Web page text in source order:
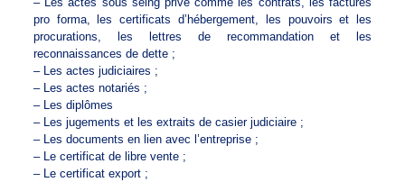
pro forma, les certificats d’hébergement, les pouvoirs et les
procurations, les lettres de recommandation et les
reconnaissances de dette ;
– Les actes judiciaires ;
– Les actes notariés ;
– Les diplômes
– Les jugements et les extraits de casier judiciaire ;
– Les documents en lien avec l’entreprise ;
– Le certificat de libre vente ;
– Le certificat export ;